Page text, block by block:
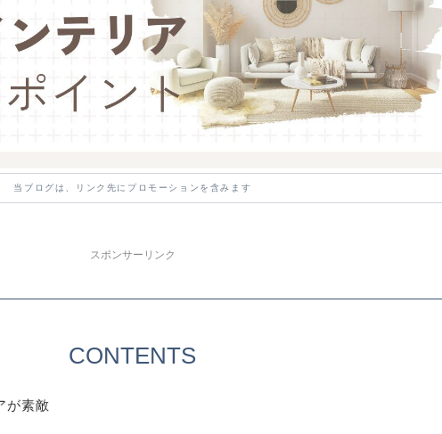
当ブログは、リンク先にプロモーションを含みます
スポンサーリンク